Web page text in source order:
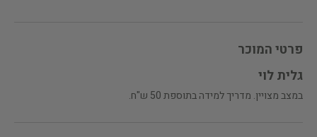
פרטי המוכר
גלית לוי
במצב מצויין. מדריך למידה בתוספת 50 ש"ח.